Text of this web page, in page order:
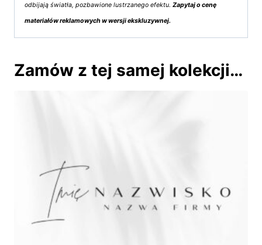
odbijają światła, pozbawione lustrzanego efektu. Zapytaj o cenę
materiałów reklamowych w wersji ekskluzywnej.
Zamów z tej samej kolekcji…